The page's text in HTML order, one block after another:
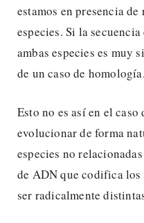
estamos en presencia
especies. Si la
ambas especies es muy
de un caso de homología.
Esto no es así en el
evolucionar de forma
especies no
de ADN que codifica los
ser radicalmente